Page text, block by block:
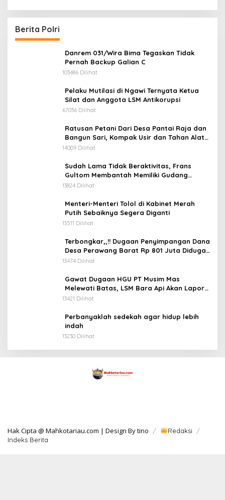
Berita Polri
Danrem 031/Wira Bima Tegaskan Tidak
Pernah Backup Galian C
103486 Dilihat
Pelaku Mutilasi di Ngawi Ternyata Ketua
Silat dan Anggota LSM Antikorupsi
67036 Dilihat
Ratusan Petani Dari Desa Pantai Raja dan
Bangun Sari, Kompak Usir dan Tahan Alat
Berat Milik Hanafi Cs.
14009 Dilihat
Sudah Lama Tidak Beraktivitas, Frans
Gultom Membantah Memiliki Gudang
Penimbunan BBM
13824 Dilihat
Menteri-Menteri Tolol di Kabinet Merah
Putih Sebaiknya Segera Diganti
13511 Dilihat
Terbongkar,,!! Dugaan Penyimpangan Dana
Desa Perawang Barat Rp 801 Juta Diduga
Tidak Jelas Penggunaannya
13474 Dilihat
Gawat Dugaan HGU PT Musim Mas
Melewati Batas, LSM Bara Api Akan Lapor
ke APH dan Satgas PKH
13421 Dilihat
Perbanyaklah sedekah agar hidup lebih
indah
13230 Dilihat
Hak Cipta @ Mahkotariau.com | Design By tino
Redaksi
Indeks Berita